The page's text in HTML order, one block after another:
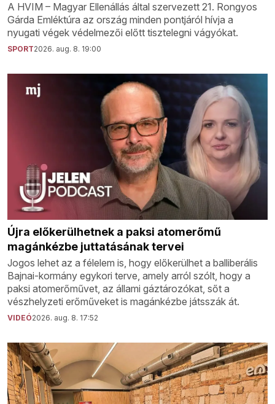
A HVIM – Magyar Ellenállás által szervezett 21. Rongyos
Gárda Emléktúra az ország minden pontjáról hívja a
nyugati végek védelmezői előtt tisztelegni vágyókat.
SPORT2026. aug. 8. 19:00
Újra előkerülhetnek a paksi atomerőmű
magánkézbe juttatásának tervei
Jogos lehet az a félelem is, hogy előkerülhet a balliberális
Bajnai-kormány egykori terve, amely arról szólt, hogy a
paksi atomerőművet, az állami gáztározókat, sőt a
vészhelyzeti erőműveket is magánkézbe játsszák át.
VIDEÓ2026. aug. 8. 17:52